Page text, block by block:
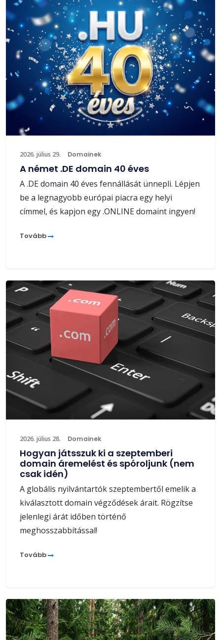
2026. július 29. Domainek
A német .DE domain 40 éves
A .DE domain 40 éves fennállását ünnepli. Lépjen
be a legnagyobb európai piacra egy helyi
címmel, és kapjon egy .ONLINE domaint ingyen!
Tovább
2026. július 28. Domainek
Hogyan játsszuk ki a szeptemberi
domain áremelést és spóroljunk (nem
csak idén)
A globális nyilvántartók szeptembertől emelik a
kiválasztott domain végződések árait. Rögzítse
jelenlegi árát időben történő
meghosszabbítással!
Tovább